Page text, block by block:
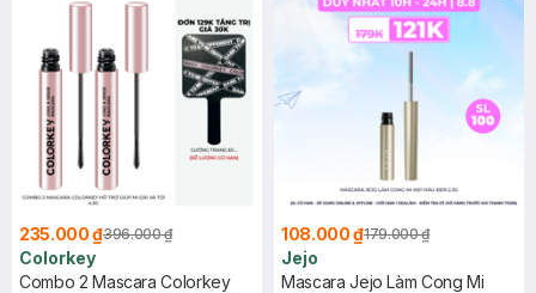
235.000 ₫396.000 ₫
Colorkey
Combo 2 Mascara Colorkey
108.000 ₫179.000 ₫
Jejo
Mascara Jejo Làm Cong Mi